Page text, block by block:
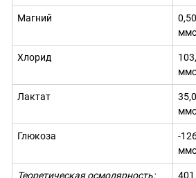
Магний
0,50
Хлорид
Лактат
Глюкоза
-
Теоретическаяосмолярность: